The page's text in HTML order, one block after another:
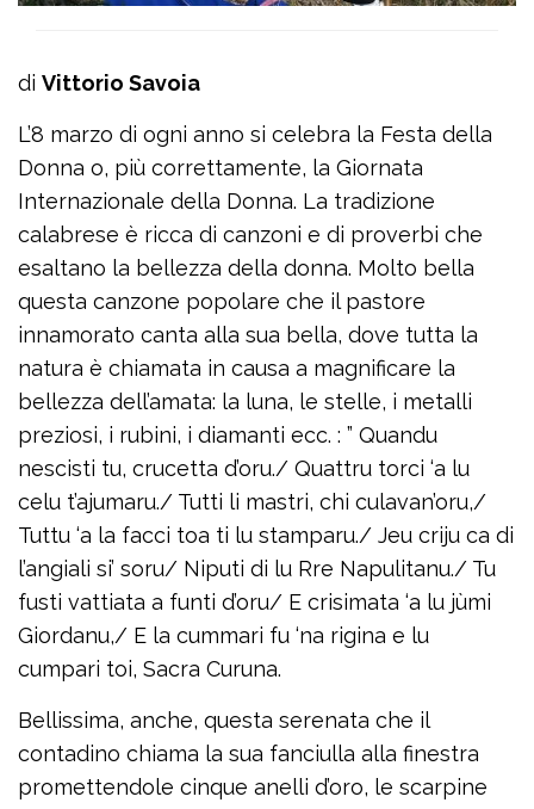
di Vittorio Savoia
L’8 marzo di ogni anno si celebra la Festa della
Donna o, più correttamente, la Giornata
Internazionale della Donna. La tradizione
calabrese è ricca di canzoni e di proverbi che
esaltano la bellezza della donna. Molto bella
questa canzone popolare che il pastore
innamorato canta alla sua bella, dove tutta la
natura è chiamata in causa a magnificare la
bellezza dell’amata: la luna, le stelle, i metalli
preziosi, i rubini, i diamanti ecc. : ” Quandu
nescisti tu, crucetta d’oru./ Quattru torci ‘a lu
celu t’ajumaru./ Tutti li mastri, chi culavan’oru,/
Tuttu ‘a la facci toa ti lu stamparu./ Jeu criju ca di
l’angiali si’ soru/ Niputi di lu Rre Napulitanu./ Tu
fusti vattiata a funti d’oru/ E crisimata ‘a lu jùmi
Giordanu,/ E la cummari fu ‘na rigina e lu
cumpari toi, Sacra Curuna.
Bellissima, anche, questa serenata che il
contadino chiama la sua fanciulla alla finestra
promettendole cinque anelli d’oro, le scarpine